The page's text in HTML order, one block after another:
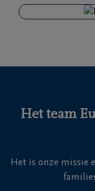
24u/24
440
Het team
Het is onze missie